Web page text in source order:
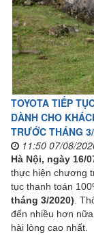
TOYOTA TIẾP
DÀNH CHO
TRƯỚC THÁNG
11:50 07/08/
Hà Nội, ngày 16/
thực hiện chương
tục thanh toán
tháng 3/2020).
đến nhiều hơn
hài lòng cao nhất.